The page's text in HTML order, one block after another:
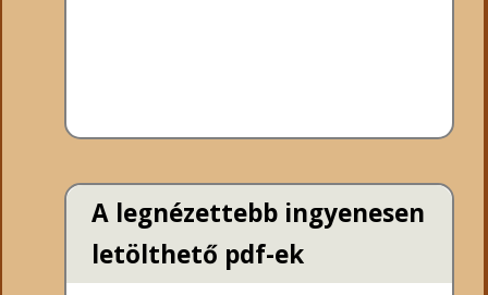
A legnézettebb ingyenesen
letölthető pdf-ek